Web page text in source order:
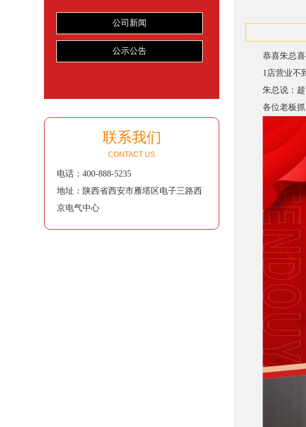
公司新闻
公示公告
联系我们
CONTACT US
电话：400-888-5235
地址：陕西省西安市雁塔区电子三路西
京电气中心
恭喜朱总
1店营业不
朱总说：
各位老板